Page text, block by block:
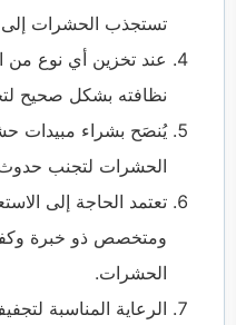
تستجذب الحشرات إلى
عند تخزين أي نوع من
نظافته بشكل صحيح
يُنصَح بشراء مبيدات
الحشرات لتجنب حدوث
تعتمد الحاجة إلى
ومتخصص ذو خبرة
الحشرات.
الرعاية المناسبة